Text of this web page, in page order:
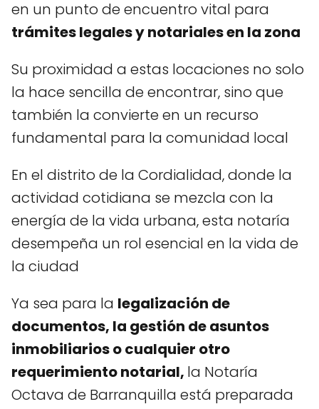
en un punto de encuentro vital para
trámites legales y notariales en la zona
Su proximidad a estas locaciones no solo
la hace sencilla de encontrar, sino que
también la convierte en un recurso
fundamental para la comunidad local
En el distrito de la Cordialidad, donde la
actividad cotidiana se mezcla con la
energía de la vida urbana, esta notaría
desempeña un rol esencial en la vida de
la ciudad
Ya sea para la legalización de
documentos, la gestión de asuntos
inmobiliarios o cualquier otro
requerimiento notarial, la Notaría
Octava de Barranquilla está preparada